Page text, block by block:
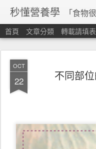
秒懂營養學 「食物很簡單，營
首頁 文章分類 轉載請填
OCT
22 不同部